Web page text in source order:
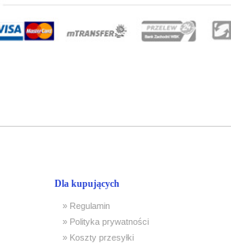
Dla kupujących
» Regulamin
» Polityka prywatności
» Koszty przesyłki